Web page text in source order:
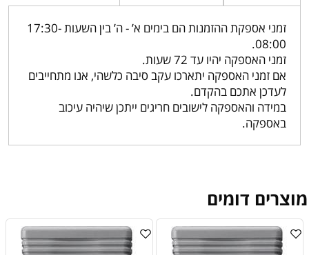
זמני אספקת ההזמנות הם בימים א’ - ה’ בין השעות 17:30-
08:00.
זמני האספקה יהיו עד 72 שעות.
אם זמני האספקה יתארכו עקב סיבה כלשהי, אנו מתחייבים
לעדכן אתכם בהקדם.
במידה והאספקה לישובים חריגים ייתכן שיהיה עיכוב
באספקה.
מוצרים דומים